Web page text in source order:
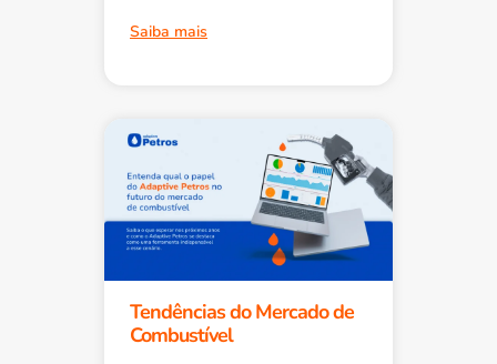
Saiba mais
Tendências do Mercado de
Combustível